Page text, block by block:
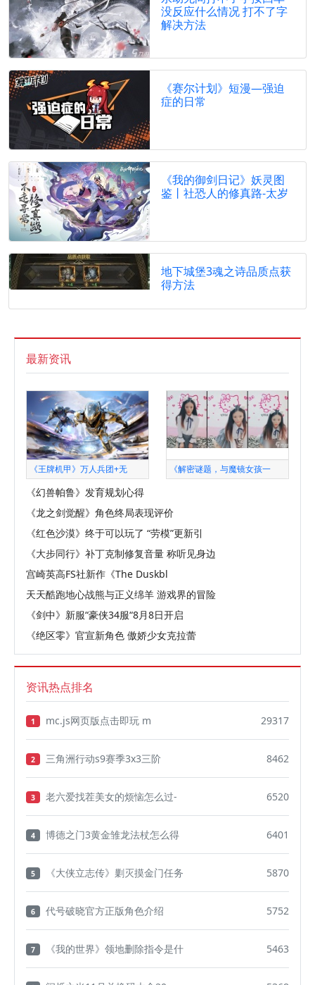
没反应什么情况 打不了字
解决方法
《赛尔计划》短漫—强迫
症的日常
《我的御剑日记》妖灵图
鉴丨社恐人的修真路-太岁
地下城堡3魂之诗品质点获
得方法
最新资讯
《王牌机甲》万人兵团+无 《解密谜题，与魔镜女孩一
《幻兽帕鲁》发育规划心得
《龙之剑觉醒》角色终局表现评价
《红色沙漠》终于可以玩了 “劳模”更新引
《大步同行》补丁克制修复音量 称听见身边
宫崎英高FS社新作《The Duskbl
天天酷跑地心战熊与正义绵羊 游戏界的冒险
《剑中》新服“豪侠34服“8月8日开启
《绝区零》官宣新角色 傲娇少女克拉蕾
资讯热点排名
1 mc.js网页版点击即玩 m 29317
2 三角洲行动s9赛季3x3三阶 8462
3 老六爱找茬美女的烦恼怎么过- 6520
4 博德之门3黄金雏龙法杖怎么得 6401
5 《大侠立志传》剿灭摸金门任务 5870
6 代号破晓官方正版角色介绍 5752
7 《我的世界》领地删除指令是什 5463